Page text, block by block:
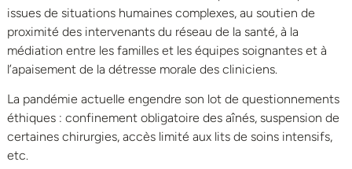
issues de situations humaines complexes, au soutien de
proximité des intervenants du réseau de la santé, à la
médiation entre les familles et les équipes soignantes et à
l’apaisement de la détresse morale des cliniciens.
La pandémie actuelle engendre son lot de questionnements
éthiques : confinement obligatoire des aînés, suspension de
certaines chirurgies, accès limité aux lits de soins intensifs,
etc.